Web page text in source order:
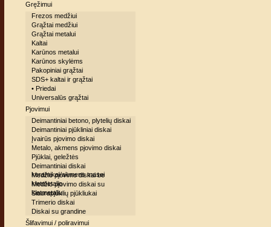
Gręžimui
Frezos medžiui
Grąžtai medžiui
Grąžtai metalui
Kaltai
Karūnos metalui
Karūnos skylėms
Pakopiniai grąžtai
SDS+ kaltai ir grąžtai
• Priedai
Universalūs grąžtai
Pjovimui
Deimantiniai betono, plytelių diskai
Deimantiniai pjūkliniai diskai
Įvairūs pjovimo diskai
Metalo, akmens pjovimo diskai
Pjūklai, geležtės
Deimantiniai diskai
keramikai/akmens masei
Medžio pjovimo diskai be
kietmetalio
Medžio pjovimo diskai su
kietmetaliu
Siaurapjūklių pjūkliukai
Trimerio diskai
Diskai su grandine
Šlifavimui / poliravimui